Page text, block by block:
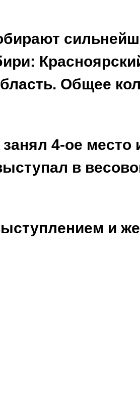
Общее
4-ое место
в
и